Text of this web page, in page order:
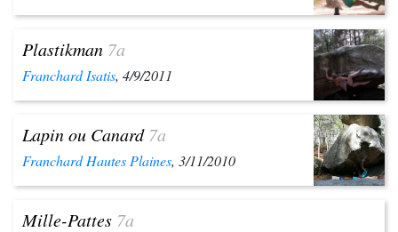
Plastikman 7a
Franchard Isatis, 4/9/2011
Lapin ou Canard 7a
Franchard Hautes Plaines, 3/11/2010
Mille-Pattes 7a